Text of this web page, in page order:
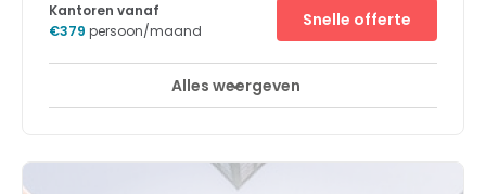
Break-Out Ruimtes Stadscentrum
between the centre of Brussels and Brussels Airport,
commuting to your workspace is easy, with plenty of
Kantoren vanaf
€379 persoon/maand
Snelle offerte
Alles weergeven